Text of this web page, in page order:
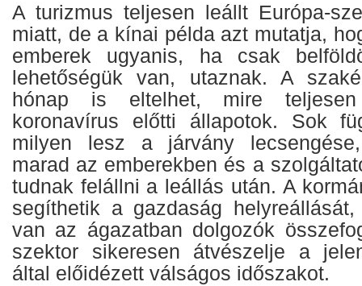
A turizmus teljesen leállt Európa-
miatt, de a kínai példa azt mutatja,
emberek ugyanis, ha csak
lehetőségük van, utaznak. A
hónap is eltelhet, mire
koronavírus előtti állapotok. Sok
milyen lesz a járvány
marad az emberekben és a
tudnak felállni a leállás után. A
segíthetik a gazdaság
van az ágazatban dolgozók
szektor sikeresen átvészelje a
által előidézett válságos időszakot.